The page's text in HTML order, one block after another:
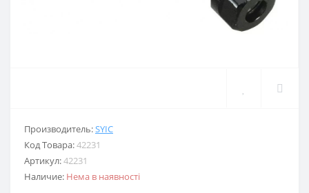
Производитель:SYIC
Код Товара:42231
Артикул:42231
Наличие: Нема в наявності